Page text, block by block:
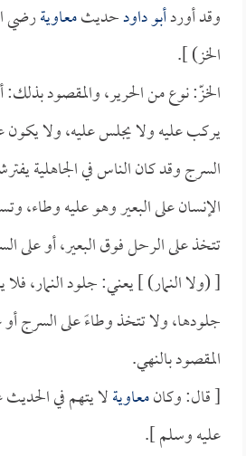
وقد أوردأبو داودحديثمعاويةرضي
الخز) ].
الخزّ: نوع من الحرير، والمقصود بذلك:
يركب عليه ولا يجلس عليه، ولا يكون
السرج وقد كان الناس في الجاهلية
الإنسان على البعير وهو عليه وطاء،
تتخذ على الرحل فوق البعير، أو على
[ (ولا النمار) ] يعني: جلود النمار،
جلودها، ولا تتخذ وطاءً على السرج
المقصود بالنهي.
[ قال: وكانمعاويةلا يتهم في
عليه وسلم ].